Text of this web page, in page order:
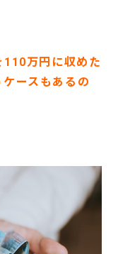
110万円に収めた
ースもあるの